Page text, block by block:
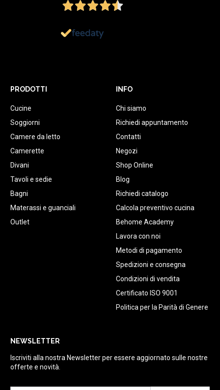
PRODOTTI
Cucine
Soggiorni
Camere da letto
Camerette
Divani
Tavoli e sedie
Bagni
Materassi e guanciali
Outlet
INFO
Chi siamo
Richiedi appuntamento
Contatti
Negozi
Shop Online
Blog
Richiedi catalogo
Calcola preventivo cucina
Behome Academy
Lavora con noi
Metodi di pagamento
Spedizioni e consegna
Condizioni di vendita
Certificato ISO 9001
Politica per la Parità di Genere
NEWSLETTER
Iscriviti alla nostra Newsletter per essere aggiornato sulle nostre
offerte e novità.